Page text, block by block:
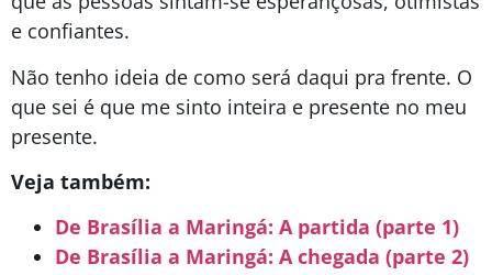
e confiantes.
Não tenho ideia de como será daqui pra frente. O
que sei é que me sinto inteira e presente no meu
presente.
Veja também:
De Brasília a Maringá: A partida (parte 1)
De Brasília a Maringá: A chegada (parte 2)